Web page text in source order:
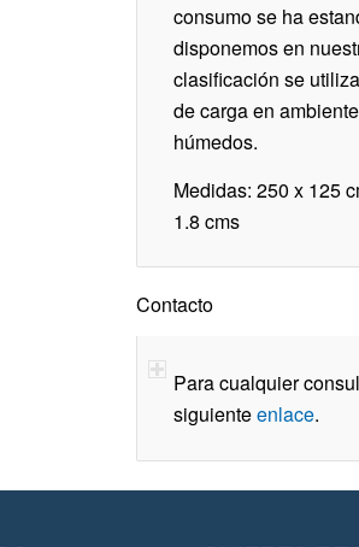
consumo se ha
disponemos en
clasificación se
de carga en
húmedos.
Medidas: 250 x 125
1.8 cms
Contacto
Para cualquier
siguienteenlace.